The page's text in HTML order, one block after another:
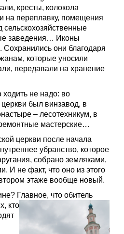
кресты, колокола
на переплавку, помещения
сельскохозяйственные
заведения… Иконы
Сохранились они благодаря
которые уносили
передавали на хранение
не надо: во
был винзавод, в
– лесотехникум, в
мастерские…
церкви после начала
убранство, которое
собрано земляками,
И не факт, что оно из этого
этаже вообще новый.
Главное, что обитель
кто